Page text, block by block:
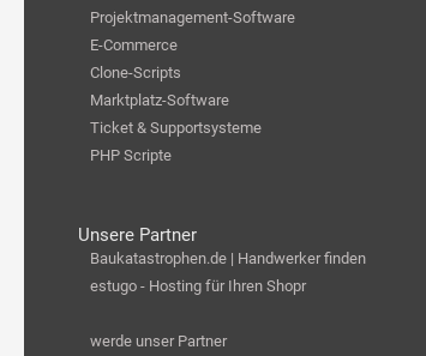
Projektmanagement-Software
E-Commerce
Clone-Scripts
Marktplatz-Software
Ticket & Supportsysteme
PHP Scripte
Unsere Partner
Baukatastrophen.de | Handwerker finden
estugo - Hosting für Ihren Shopr
werde unser Partner